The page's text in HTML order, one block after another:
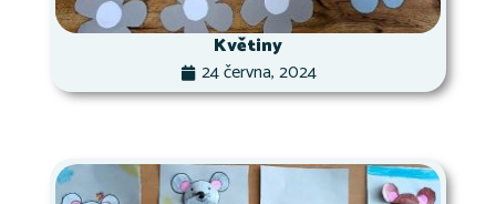
Květiny
24 června, 2024